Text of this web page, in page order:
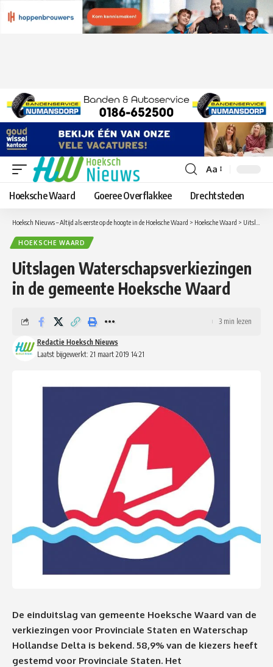
Lettergrootte
aanpassen
Aa
Hoeksche Waard Goeree Overflakkee Drechtsteden
Hoeksch Nieuws – Altijd als eerste op de hoogte in de Hoeksche Waard > Hoeksche Waard > Uitslagen Waterschapsverkiezingen in de gemeente Hoeksche Waard
HOEKSCHE WAARD
Uitslagen Waterschapsverkiezingen
in de gemeente Hoeksche Waard
Laatst bijgewerkt: 21 maart 2019 14:21
Redactie Hoeksch Nieuws
3 min lezen
De einduitslag van gemeente Hoeksche Waard van de
verkiezingen voor Provinciale Staten en Waterschap
Hollandse Delta is bekend. 58,9% van de kiezers heeft
gestemd voor Provinciale Staten. Het